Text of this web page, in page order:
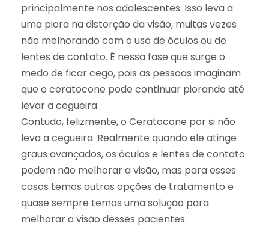
principalmente nos adolescentes. Isso leva a
uma piora na distorção da visão, muitas vezes
não melhorando com o uso de óculos ou de
lentes de contato. É nessa fase que surge o
medo de ficar cego, pois as pessoas imaginam
que o ceratocone pode continuar piorando até
levar a cegueira.
Contudo, felizmente, o Ceratocone por si não
leva a cegueira. Realmente quando ele atinge
graus avançados, os óculos e lentes de contato
podem não melhorar a visão, mas para esses
casos temos outras opções de tratamento e
quase sempre temos uma solução para
melhorar a visão desses pacientes.